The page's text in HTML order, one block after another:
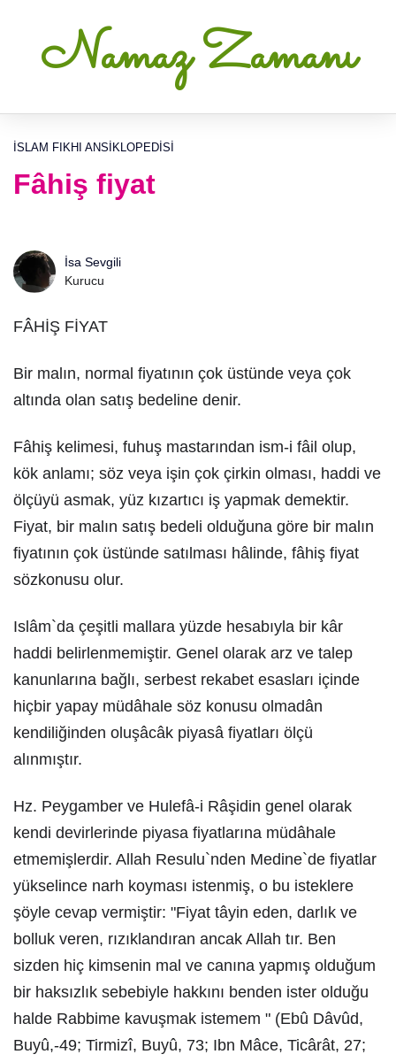
Namaz Zamanı
İSLAM FIKHI ANSIKLOPEDISI
Fâhiş fiyat
İsa Sevgili
Kurucu
FÂHİŞ FİYAT
Bir malın, normal fiyatının çok üstünde veya çok
altında olan satış bedeline denir.
Fâhiş kelimesi, fuhuş mastarından ism-i fâil olup,
kök anlamı; söz veya işin çok çirkin olması, haddi ve
ölçüyü asmak, yüz kızartıcı iş yapmak demektir.
Fiyat, bir malın satış bedeli olduğuna göre bir malın
fiyatının çok üstünde satılması hâlinde, fâhiş fiyat
sözkonusu olur.
Islâm`da çeşitli mallara yüzde hesabıyla bir kâr
haddi belirlenmemiştir. Genel olarak arz ve talep
kanunlarına bağlı, serbest rekabet esasları içinde
hiçbir yapay müdâhale söz konusu olmadân
kendiliğinden oluşâcâk piyasâ fiyatları ölçü
alınmıştır.
Hz. Peygamber ve Hulefâ-i Râşidin genel olarak
kendi devirlerinde piyasa fiyatlarına müdâhale
etmemişlerdir. Allah Resulu`nden Medine`de fiyatlar
yükselince narh koyması istenmiş, o bu isteklere
şöyle cevap vermiştir: "Fiyat tâyin eden, darlık ve
bolluk veren, rızıklandıran ancak Allah tır. Ben
sizden hiç kimsenin mal ve canına yapmış olduğum
bir haksızlık sebebiyle hakkını benden ister olduğu
halde Rabbime kavuşmak istemem " (Ebû Dâvûd,
Buyû,-49; Tirmizî, Buyû, 73; Ibn Mâce, Ticârât, 27;